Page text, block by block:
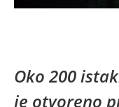
Oko 200
je otvoreno